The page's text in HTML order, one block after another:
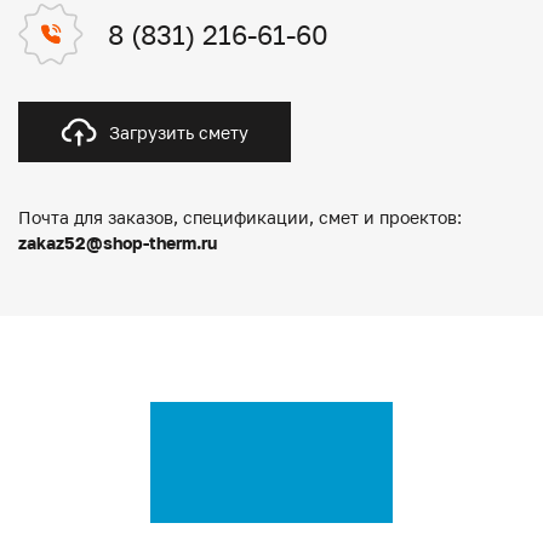
8 (831) 216-61-60
Загрузить смету
Почта для заказов, спецификации, смет и проектов:
zakaz52@shop-therm.ru